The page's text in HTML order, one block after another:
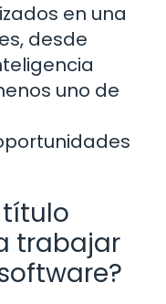
en una
desde
uno de
título
trabajar